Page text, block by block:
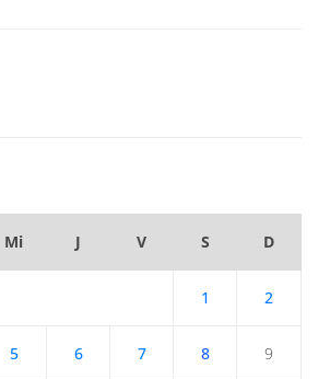
Mi J V S D
1 2
5 6 7 8 9